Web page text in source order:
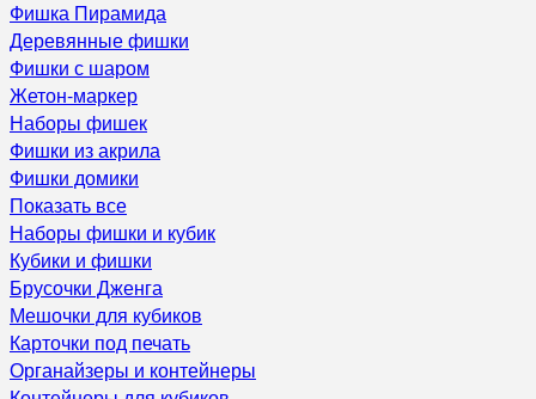
Фишка Пирамида
Деревянные фишки
Фишки с шаром
Жетон-маркер
Наборы фишек
Фишки из акрила
Фишки домики
Показать все
Наборы фишки и кубик
Кубики и фишки
Брусочки Дженга
Мешочки для кубиков
Карточки под печать
Органайзеры и контейнеры